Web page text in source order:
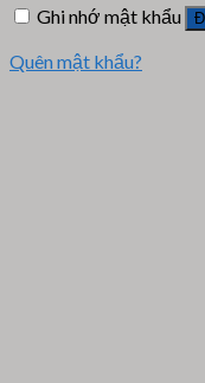
Ghi nhớ mật khẩu
Quên mật khẩu?